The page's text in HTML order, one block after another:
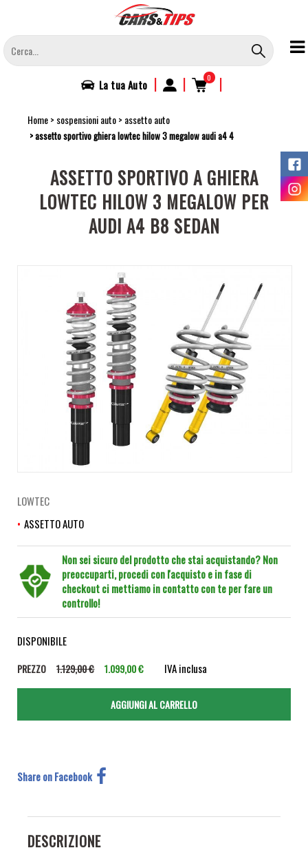
contenuto
principale
La tuaAuto | | 0 |
Home sospensioni auto assetto auto
assetto sportivo ghiera lowtec hilow 3 megalow audi a4 4
ASSETTO SPORTIVO A GHIERA
LOWTEC HILOW 3 MEGALOW PER
AUDI A4 B8 SEDAN
LOWTEC
ASSETTO AUTO
Non sei sicuro del prodotto che stai acquistando? Non
preoccuparti, procedi con l'acquisto e in fase di
checkout ci mettiamo in contatto con te per fare un
controllo!
DISPONIBILE
PREZZO 1.129,00 € 1.099,00 € IVA inclusa
Share on Facebook
DESCRIZIONE